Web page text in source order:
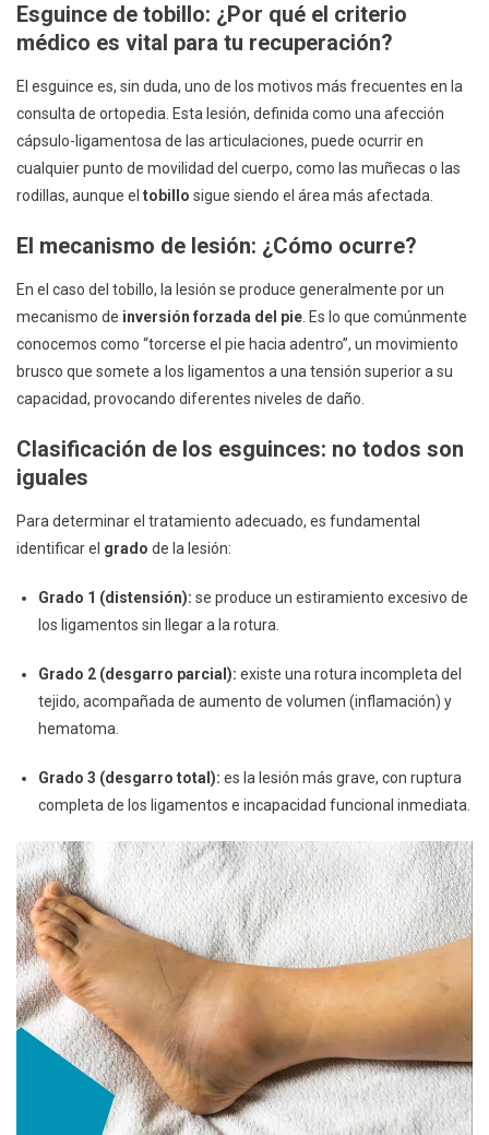
Y
Ahora
Hago?
Esguince de tobillo: ¿Por qué el criterio
médico es vital para tu recuperación?
El esguince es, sin duda, uno de los motivos más frecuentes en la
consulta de ortopedia. Esta lesión, definida como una afección
cápsulo-ligamentosa de las articulaciones, puede ocurrir en
cualquier punto de movilidad del cuerpo, como las muñecas o las
rodillas, aunque el tobillo sigue siendo el área más afectada.
El mecanismo de lesión: ¿Cómo ocurre?
En el caso del tobillo, la lesión se produce generalmente por un
mecanismo de inversión forzada del pie . Es lo que comúnmente
conocemos como “torcerse el pie hacia adentro”, un movimiento
brusco que somete a los ligamentos a una tensión superior a su
capacidad, provocando diferentes niveles de daño.
Clasificación de los esguinces: no todos son
iguales
Para determinar el tratamiento adecuado, es fundamental
identificar el grado de la lesión:
Grado 1 (distensión): se produce un estiramiento excesivo de
los ligamentos sin llegar a la rotura.
Grado 2 (desgarro parcial): existe una rotura incompleta del
tejido, acompañada de aumento de volumen (inflamación) y
hematoma.
Grado 3 (desgarro total): es la lesión más grave, con ruptura
completa de los ligamentos e incapacidad funcional inmediata.